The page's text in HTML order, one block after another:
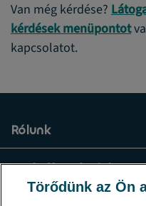
Van még kérdése?
kérdések menüpontot
kapcsolatot.
Rólunk
Szolgáltatásaink
Törődünk az Ön